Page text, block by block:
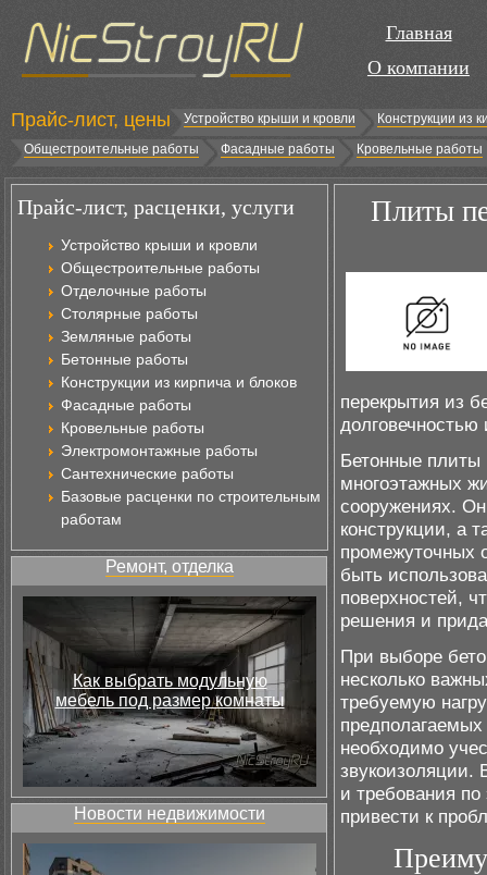
Главная
О компании
Прайс-лист, цены Устройство крыши и кровли
Конструкции из
Общестроительные работы
Фасадные работы Кровельные работы
Прайс-лист, расценки, услуги
Устройство крыши и кровли
Общестроительные работы
Отделочные работы
Столярные работы
Земляные работы
Бетонные работы
Конструкции из кирпича и блоков
Фасадные работы
Кровельные работы
Электромонтажные работы
Сантехнические работы
Базовые расценки по строительным
работам
Ремонт, отделка
Как выбрать модульную
мебель под размер комнаты
Новости недвижимости
Плиты
перекрытия из
Бетонные
многоэтажных
сооружениях.
конструкции, а
промежуточных
быть
поверхностей,
решения и
При выборе
несколько
требуемую
необходимо
звукоизоляции.
и требования по
привести к